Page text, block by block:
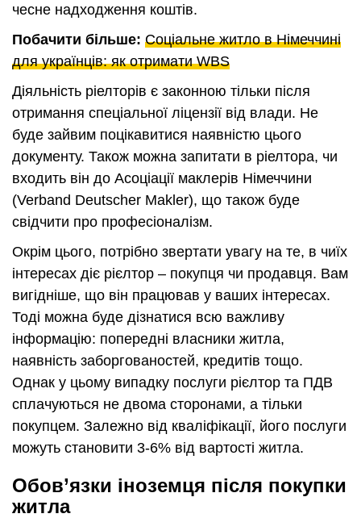
чесне надходження коштів.
Побачити більше: Соціальне житло в Німеччині
для українців: як отримати WBS
Діяльність ріелторів є законною тільки після
отримання спеціальної ліцензії від влади. Не
буде зайвим поцікавитися наявністю цього
документу. Також можна запитати в ріелтора, чи
входить він до Асоціації маклерів Німеччини
(Verband Deutscher Makler), що також буде
свідчити про професіоналізм.
Окрім цього, потрібно звертати увагу на те, в чиїх
інтересах діє рієлтор – покупця чи продавця. Вам
вигідніше, що він працював у ваших інтересах.
Тоді можна буде дізнатися всю важливу
інформацію: попередні власники житла,
наявність заборгованостей, кредитів тощо.
Однак у цьому випадку послуги рієлтор та ПДВ
сплачуються не двома сторонами, а тільки
покупцем. Залежно від кваліфікації, його послуги
можуть становити 3-6% від вартості житла.
Обов’язки іноземця після покупки
житла